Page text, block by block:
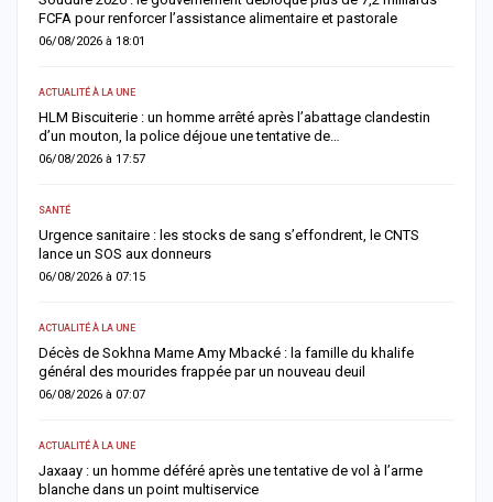
FCFA pour renforcer l’assistance alimentaire et pastorale
06/08/2026 à 18:01
ACTUALITÉ À LA UNE
HLM Biscuiterie : un homme arrêté après l’abattage clandestin
d’un mouton, la police déjoue une tentative de…
06/08/2026 à 17:57
SANTÉ
Urgence sanitaire : les stocks de sang s’effondrent, le CNTS
lance un SOS aux donneurs
06/08/2026 à 07:15
ACTUALITÉ À LA UNE
Décès de Sokhna Mame Amy Mbacké : la famille du khalife
général des mourides frappée par un nouveau deuil
06/08/2026 à 07:07
ACTUALITÉ À LA UNE
Jaxaay : un homme déféré après une tentative de vol à l’arme
blanche dans un point multiservice